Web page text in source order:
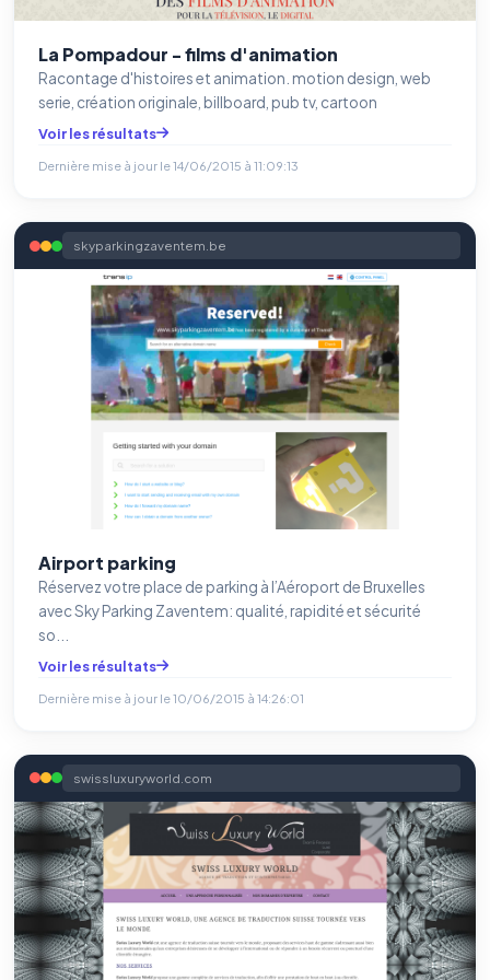
La Pompadour - films d'animation
Racontage d'histoires et animation. motion design, web
serie, création originale, billboard, pub tv, cartoon
Voir les résultats
Dernière mise à jour le14/06/2015 à 11:09:13
skyparkingzaventem.be
Airport parking
Réservez votre place de parking à l’Aéroport de Bruxelles
avec Sky Parking Zaventem: qualité, rapidité et sécurité
so...
Voir les résultats
Dernière mise à jour le10/06/2015 à 14:26:01
swissluxuryworld.com